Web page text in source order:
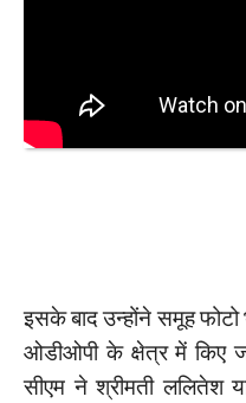
इसके बाद उन्होंने समूह फोटो
ओडीओपी के क्षेत्र में किए
सीएम ने श्रीमती ललितेश